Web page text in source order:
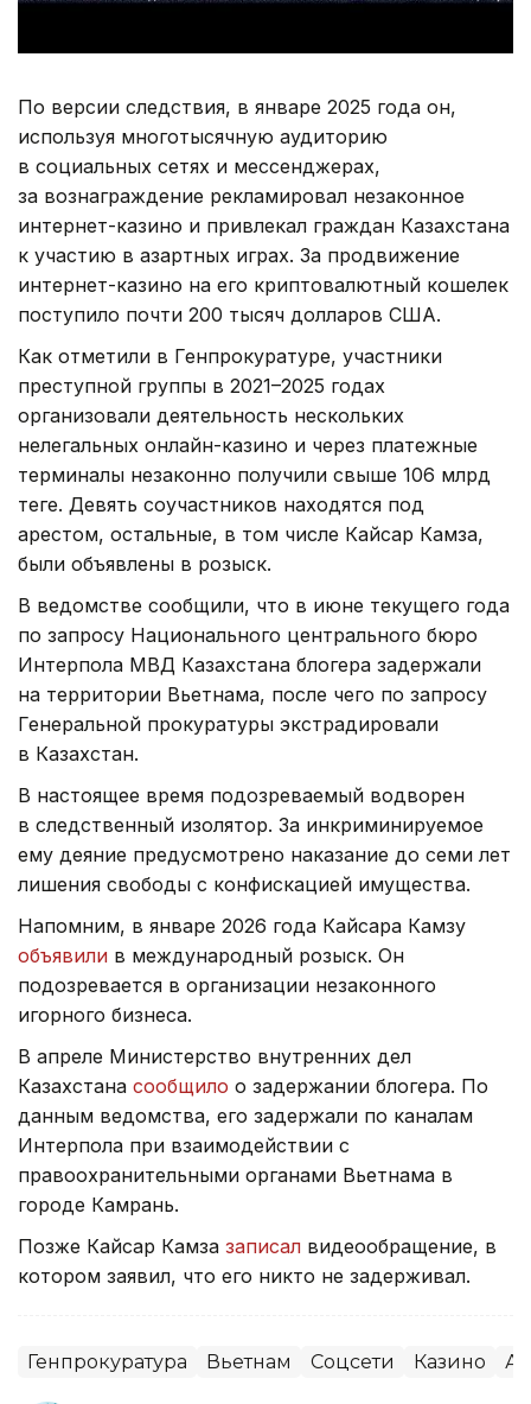
По версии следствия, в январе 2025 года он,
используя многотысячную аудиторию
в социальных сетях и мессенджерах,
за вознаграждение рекламировал незаконное
интернет-казино и привлекал граждан Казахстана
к участию в азартных играх. За продвижение
интернет-казино на его криптовалютный кошелек
поступило почти 200 тысяч долларов США.
Как отметили в Генпрокуратуре, участники
преступной группы в 2021–2025 годах
организовали деятельность нескольких
нелегальных онлайн-казино и через платежные
терминалы незаконно получили свыше 106 млрд
теңге. Девять соучастников находятся под
арестом, остальные, в том числе Кайсар Камза,
были объявлены в розыск.
В ведомстве сообщили, что в июне текущего года
по запросу Национального центрального бюро
Интерпола МВД Казахстана блогера задержали
на территории Вьетнама, после чего по запросу
Генеральной прокуратуры экстрадировали
в Казахстан.
В настоящее время подозреваемый водворен
в следственный изолятор. За инкриминируемое
ему деяние предусмотрено наказание до семи лет
лишения свободы с конфискацией имущества.
Напомним, в январе 2026 года Кайсара Камзу
объявили в международный розыск. Он
подозревается в организации незаконного
игорного бизнеса.
В апреле Министерство внутренних дел
Казахстана сообщило о задержании блогера. По
данным ведомства, его задержали по каналам
Интерпола при взаимодействии с
правоохранительными органами Вьетнама в
городе Камрань.
Позже Кайсар Камза записал видеообращение, в
котором заявил, что его никто не задерживал.
Генпрокуратура Вьетнам Соцсети Казино